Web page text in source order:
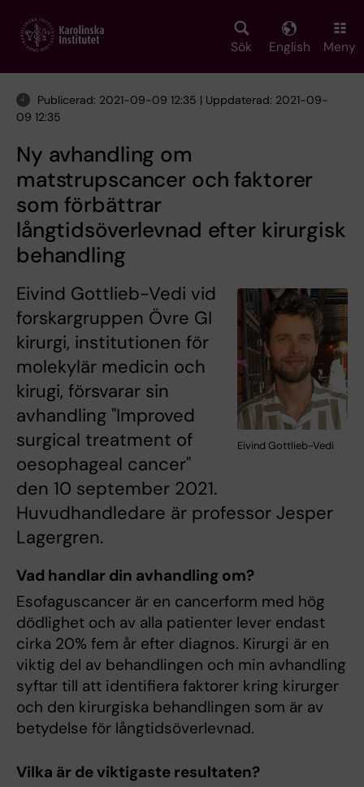
main
Sök English Meny
Publicerad: 2021-09-09 12:35 | Uppdaterad: 2021-09-
09 12:35
Ny avhandling om
matstrupscancer och faktorer
som förbättrar
långtidsöverlevnad efter kirurgisk
behandling
Eivind Gottlieb-Vedi
Eivind Gottlieb-Vedi vid
forskargruppen Övre GI
kirurgi, institutionen för
molekylär medicin och
kirugi, försvarar sin
avhandling "Improved
surgical treatment of
oesophageal cancer"
den 10 september 2021.
Huvudhandledare är professor Jesper
Lagergren.
Vad handlar din avhandling om?
Esofaguscancer är en cancerform med hög
dödlighet och av alla patienter lever endast
cirka 20% fem år efter diagnos. Kirurgi är en
viktig del av behandlingen och min avhandling
syftar till att identifiera faktorer kring kirurger
och den kirurgiska behandlingen som är av
betydelse för långtidsöverlevnad.
Vilka är de viktigaste resultaten?